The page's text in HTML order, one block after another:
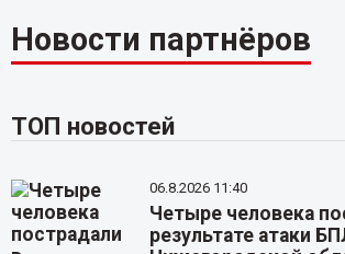
Новости партнёров
ТОП новостей
06.8.2026 11:40
Четыре человека
результате атаки